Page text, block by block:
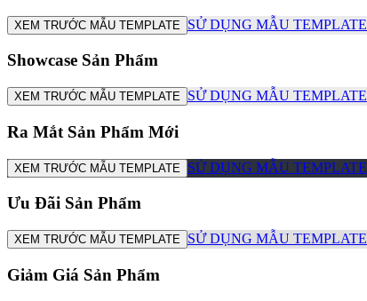
XEM TRƯỚC MẪU TEMPLATE SỬ DỤNG MẪU TEMPLATE
Showcase Sản Phẩm
XEM TRƯỚC MẪU TEMPLATE SỬ DỤNG MẪU TEMPLATE
Ra Mắt Sản Phẩm Mới
XEM TRƯỚC MẪU TEMPLATE SỬ DỤNG MẪU TEMPLATE
Ưu Đãi Sản Phẩm
XEM TRƯỚC MẪU TEMPLATE SỬ DỤNG MẪU TEMPLATE
Giảm Giá Sản Phẩm